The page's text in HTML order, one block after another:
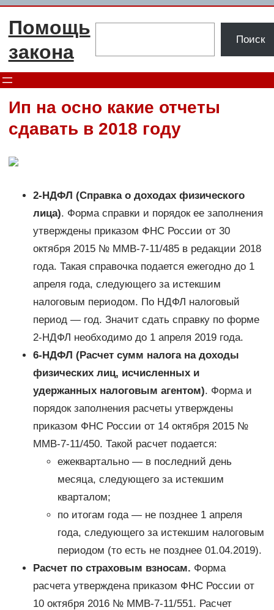
Перейти
Помощь
закона
Поиск
Ип на осно какие отчеты
сдавать в 2018 году
2-НДФЛ (Справка о доходах физического
лица). Форма справки и порядок ее заполнения
утверждены приказом ФНС России от 30
октября 2015 № ММВ-7-11/485 в редакции 2018
года. Такая справочка подается ежегодно до 1
апреля года, следующего за истекшим
налоговым периодом. По НДФЛ налоговый
период — год. Значит сдать справку по форме
2-НДФЛ необходимо до 1 апреля 2019 года.
6-НДФЛ (Расчет сумм налога на доходы
физических лиц, исчисленных и
удержанных налоговым агентом). Форма и
порядок заполнения расчеты утверждены
приказом ФНС России от 14 октября 2015 №
ММВ-7-11/450. Такой расчет подается:
ежеквартально — в последний день
месяца, следующего за истекшим
кварталом;
по итогам года — не позднее 1 апреля
года, следующего за истекшим налоговым
периодом (то есть не позднее 01.04.2019).
Расчет по страховым взносам. Форма
расчета утверждена приказом ФНС России от
10 октября 2016 № ММВ-7-11/551. Расчет